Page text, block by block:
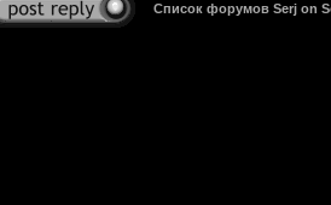
Список форумов Serj on